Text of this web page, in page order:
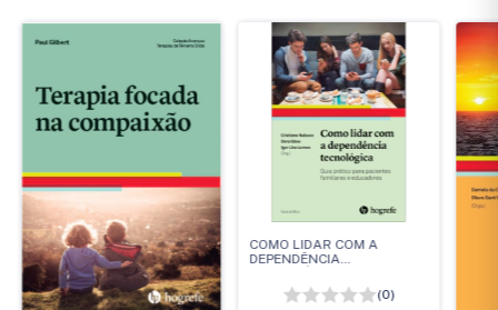
COMO LIDAR COM A
DEPENDÊNCIA
(0)